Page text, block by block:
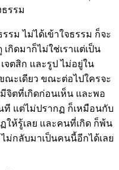
รรม
ม ไม่ได้เข้าใจธรรม ก็จะ
กิดมาก็ไม่ใช่เราแต่เป็น
จตสิก และรูป ไม่อยู่ใน
ณะเดียว ขณะต่อไปใครจะ
จิตที่เกิดก่อนเห็น และพอ
ที แต่ไม่ปรากฏ ก็เหมือนกับ
ให้รู้เลย และคนที่เกิด ก็พ้น
ม่กลับมาเป็นคนนี้อีกได้เลย